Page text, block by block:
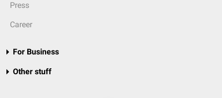
Press
Career
For Business
Other stuff